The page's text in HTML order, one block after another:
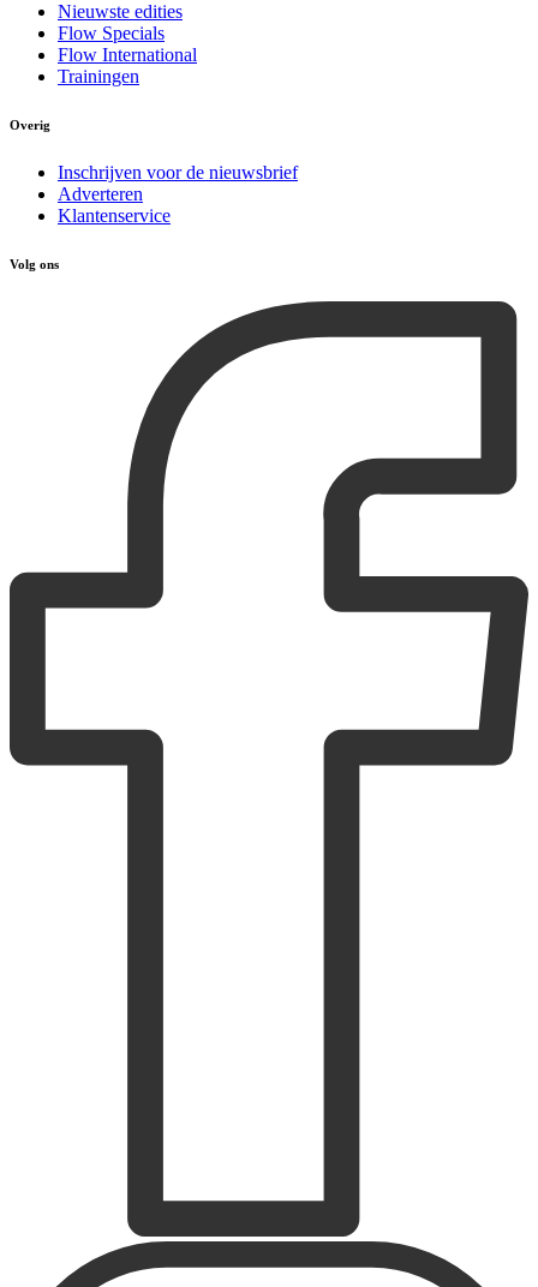
Nieuwste edities
Flow Specials
Flow International
Trainingen
Overig
Inschrijven voor de nieuwsbrief
Adverteren
Klantenservice
Volg ons